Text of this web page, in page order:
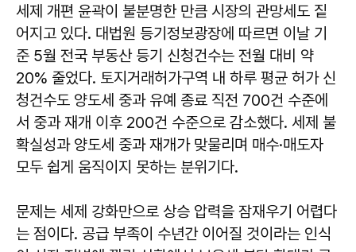
세제 개편 윤곽이 불분명한 만큼 시장의 관망세도 짙
어지고 있다. 대법원 등기정보광장에 따르면 이날 기
준 5월 전국 부동산 등기 신청건수는 전월 대비 약
20% 줄었다. 토지거래허가구역 내 하루 평균 허가 신
청건수도 양도세 중과 유예 종료 직전 700건 수준에
서 중과 재개 이후 200건 수준으로 감소했다. 세제 불
확실성과 양도세 중과 재개가 맞물리며 매수·매도자
모두 쉽게 움직이지 못하는 분위기다.
문제는 세제 강화만으로 상승 압력을 잠재우기 어렵다
는 점이다. 공급 부족이 수년간 이어질 것이라는 인식